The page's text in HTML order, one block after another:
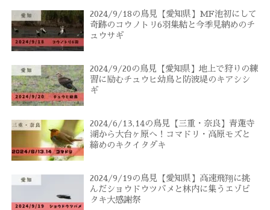
2024/9/18の鳥見【愛知県】MF池初にして
奇跡のコウノトリ6羽集結と今季見納めのチ
ュウサギ
2024/9/20の鳥見【愛知県】地上で狩りの練
習に励むチュウヒ幼鳥と防波堤のキアシシ
ギ
2024/6/13,14の鳥見【三重・奈良】青蓮寺
湖から大台ヶ原へ！コマドリ・高原モズと
締めのキクイタダキ
2024/9/19の鳥見【愛知県】高速飛翔に挑
んだショウドウツバメと林内に集うエゾビ
タキ大感謝祭